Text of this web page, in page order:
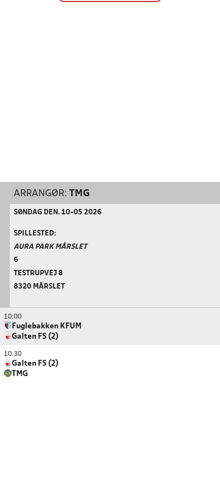
ARRANGØR: TMG
SØNDAG DEN. 10-05 2026
SPILLESTED:
AURA PARK MÅRSLET
6
TESTRUPVEJ 8
8320 MÅRSLET
10:00
Fuglebakken KFUM
Galten FS (2)
10:30
Galten FS (2)
TMG